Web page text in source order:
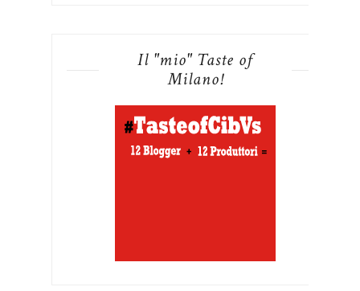
Il "mio" Taste of
Milano!